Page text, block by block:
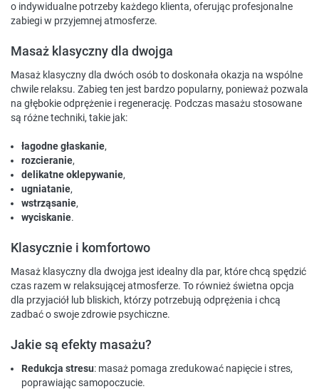
o indywidualne potrzeby każdego klienta, oferując profesjonalne
zabiegi w przyjemnej atmosferze.
Masaż klasyczny dla dwojga
Masaż klasyczny dla dwóch osób to doskonała okazja na wspólne
chwile relaksu. Zabieg ten jest bardzo popularny, ponieważ pozwala
na głębokie odprężenie i regenerację. Podczas masażu stosowane
są różne techniki, takie jak:
łagodne głaskanie,
rozcieranie,
delikatne oklepywanie,
ugniatanie,
wstrząsanie,
wyciskanie.
Klasycznie i komfortowo
Masaż klasyczny dla dwojga jest idealny dla par, które chcą spędzić
czas razem w relaksującej atmosferze. To również świetna opcja
dla przyjaciół lub bliskich, którzy potrzebują odprężenia i chcą
zadbać o swoje zdrowie psychiczne.
Jakie są efekty masażu?
Redukcja stresu: masaż pomaga zredukować napięcie i stres,
poprawiając samopoczucie.